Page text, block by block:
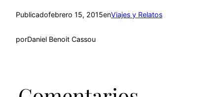
Publicadofebrero 15, 2015enViajes y Relatos
porDaniel Benoit Cassou